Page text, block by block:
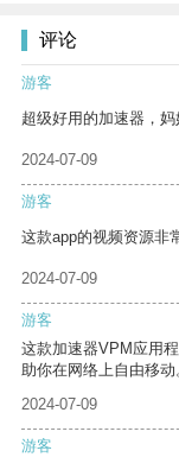
评论
游客
超级好用的加速器，
2024-07-09
游客
这款app的视频资源非
2024-07-09
游客
这款加速器VPM应用
助你在网络上自由移动
2024-07-09
游客